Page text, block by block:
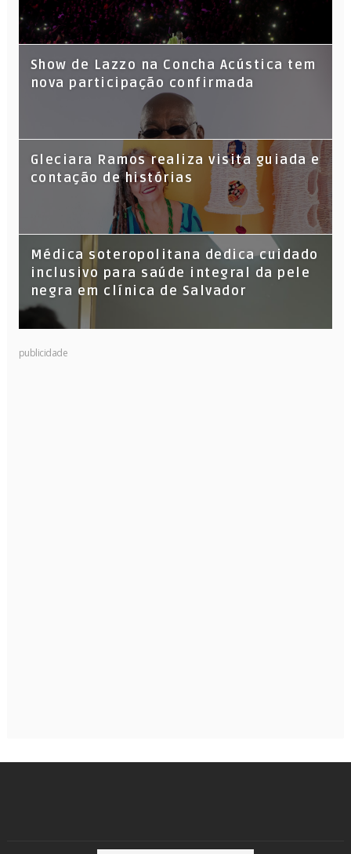
Show de Lazzo na Concha Acústica tem
nova participação confirmada
Gleciara Ramos realiza visita guiada e
contação de histórias
Médica soteropolitana dedica cuidado
inclusivo para saúde integral da pele
negra em clínica de Salvador
publicidade